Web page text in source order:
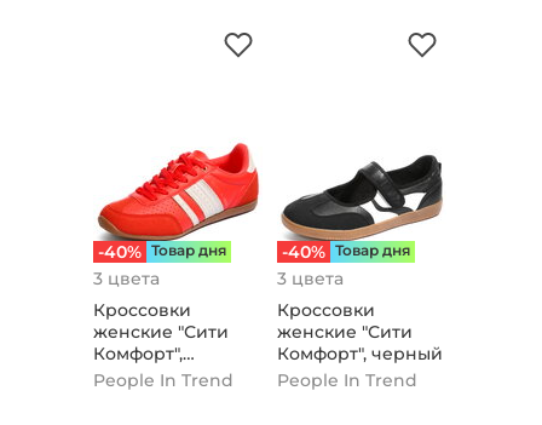
-40% Товар дня
3 цвета
Кроссовки
женские "Сити
Комфорт",
красный
People In Trend
-40% Товар дня
3 цвета
Кроссовки
женские "Сити
Комфорт", черный
People In Trend